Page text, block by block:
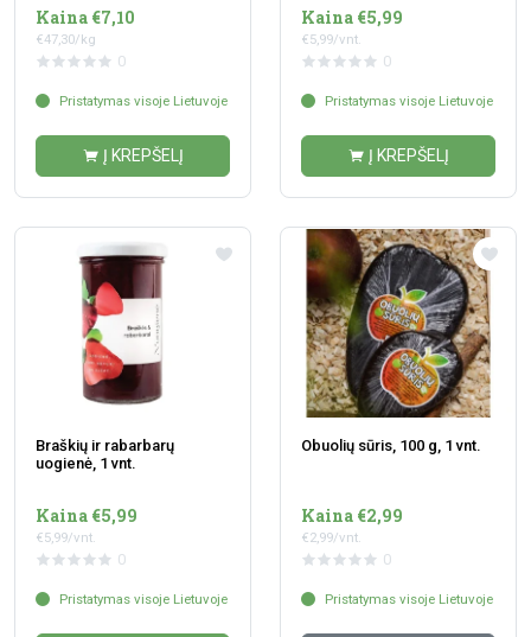
Kaina €7,10
€47,30/kg
0
Pristatymas visoje Lietuvoje
Į KREPŠELĮ
Kaina €5,99
€5,99/vnt.
0
Pristatymas visoje Lietuvoje
Į KREPŠELĮ
Braškių ir rabarbarų
uogienė, 1 vnt.
Kaina €5,99
€5,99/vnt.
0
Pristatymas visoje Lietuvoje
Obuolių sūris, 100 g, 1 vnt.
Kaina €2,99
€2,99/vnt.
0
Pristatymas visoje Lietuvoje